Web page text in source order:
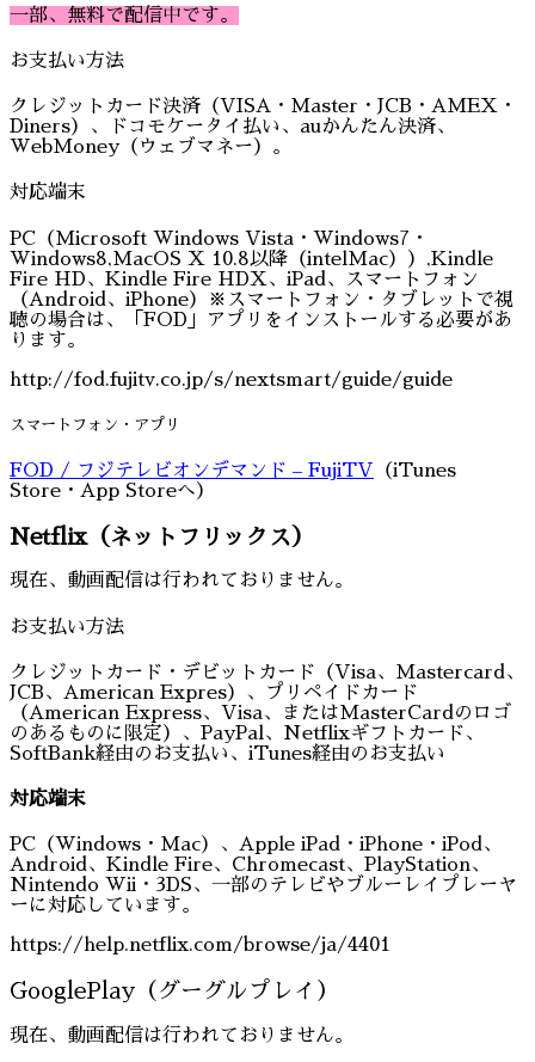
一部、無料で配信中です。
お支払い方法
クレジットカード決済（VISA・Master・JCB・AMEX・
Diners）、ドコモケータイ払い、auかんたん決済、
WebMoney（ウェブマネー）。
対応端末
PC（Microsoft Windows Vista・Windows7・
Windows8,MacOS X 10.8以降（intelMac））,Kindle
Fire HD、Kindle Fire HDX、iPad、スマートフォン
（Android、iPhone）※スマートフォン・タブレットで視
聴の場合は、「FOD」アプリをインストールする必要があ
ります。
http://fod.fujitv.co.jp/s/nextsmart/guide/guide
スマートフォン・アプリ
FOD / フジテレビオンデマンド – FujiTV
（iTunes
Store・App Storeへ）
Netflix（ネットフリックス）
現在、動画配信は行われておりません。
お支払い方法
クレジットカード・デビットカード（Visa、Mastercard、
JCB、American Expres）、プリペイドカード
（American Express、Visa、またはMasterCardのロゴ
のあるものに限定）、PayPal、Netflixギフトカード、
SoftBank経由のお支払い、iTunes経由のお支払い
対応端末
PC（Windows・Mac）、Apple iPad・iPhone・iPod、
Android、Kindle Fire、Chromecast、PlayStation、
Nintendo Wii・3DS、一部のテレビやブルーレイプレーヤ
ーに対応しています。
https://help.netflix.com/browse/ja/4401
GooglePlay（グーグルプレイ）
現在、動画配信は行われておりません。